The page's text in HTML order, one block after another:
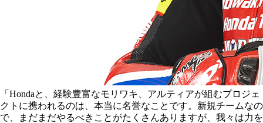
「Hondaと、経験豊富なモリワキ、アルティアが組むプロジェ
クトに携われるのは、本当に名誉なことです。新規チームなの
で、まだまだやるべきことがたくさんありますが、我々は力を